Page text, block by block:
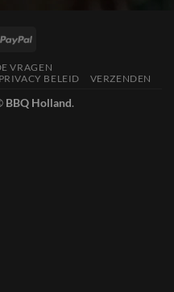
VRAGEN
BELEID
VERZENDEN
BBQ Holland.